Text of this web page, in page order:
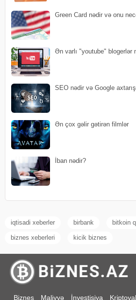
Green Card nədir və onu
Ən varlı "youtube" blogerlər
SEO nədir və Google
Ən çox gəlir gətirən filmlər
İban nədir?
iqtisadi xeberler birbank bitkoin
biznes xeberleri kicik biznes
Biznes Maliyyə İnvestisiya